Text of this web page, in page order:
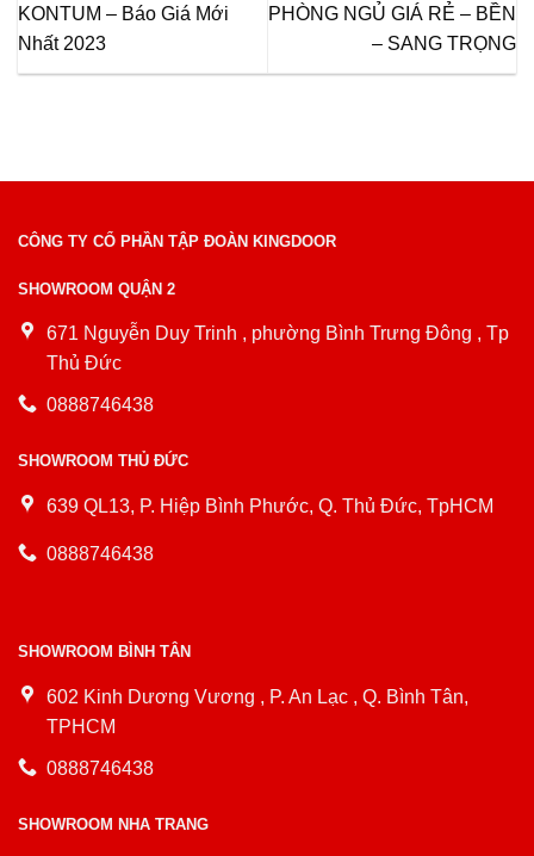
KONTUM – Báo Giá Mới
Nhất 2023
PHÒNG NGỦ GIÁ RẺ – BỀN
– SANG TRỌNG
CÔNG TY CỔ PHẦN TẬP ĐOÀN KINGDOOR
SHOWROOM QUẬN 2
671 Nguyễn Duy Trinh , phường Bình Trưng Đông , Tp
Thủ Đức
0888746438
SHOWROOM THỦ ĐỨC
639 QL13, P. Hiệp Bình Phước, Q. Thủ Đức, TpHCM
0888746438
SHOWROOM BÌNH TÂN
602 Kinh Dương Vương , P. An Lạc , Q. Bình Tân,
TPHCM
0888746438
SHOWROOM NHA TRANG